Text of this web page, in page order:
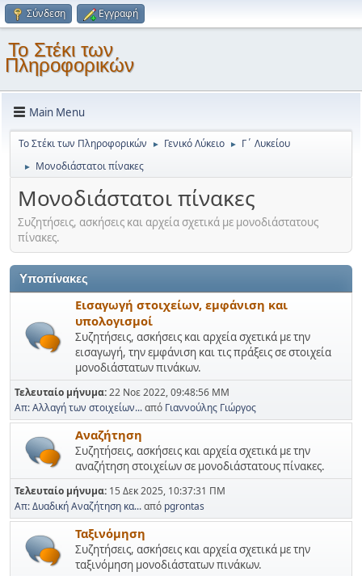
Σύνδεση Εγγραφή
Το Στέκι των
Πληροφορικών
Main Menu
Το Στέκι των Πληροφορικών ► Γενικό Λύκειο ► Γ΄ Λυκείου
► Μονοδιάστατοι πίνακες
Μονοδιάστατοι πίνακες
Συζητήσεις, ασκήσεις και αρχεία σχετικά με μονοδιάστατους
πίνακες.
Υποπίνακες
Εισαγωγή στοιχείων, εμφάνιση και
υπολογισμοί
Συζητήσεις, ασκήσεις και αρχεία σχετικά με την
εισαγωγή, την εμφάνιση και τις πράξεις σε στοιχεία
μονοδιάστατων πινάκων.
Τελευταίο μήνυμα:22 Νοε 2022, 09:48:56 ΜΜ
Απ: Αλλαγή των στοιχείων...από Γιαννούλης Γιώργος
Αναζήτηση
Συζητήσεις, ασκήσεις και αρχεία σχετικά με την
αναζήτηση στοιχείων σε μονοδιάστατους πίνακες.
Τελευταίο μήνυμα: 15 Δεκ 2025, 10:37:31 ΠΜ
Απ: Δυαδική Αναζήτηση κα...από pgrontas
Ταξινόμηση
Συζητήσεις, ασκήσεις και αρχεία σχετικά με την
ταξινόμηση μονοδιάστατων πινάκων.